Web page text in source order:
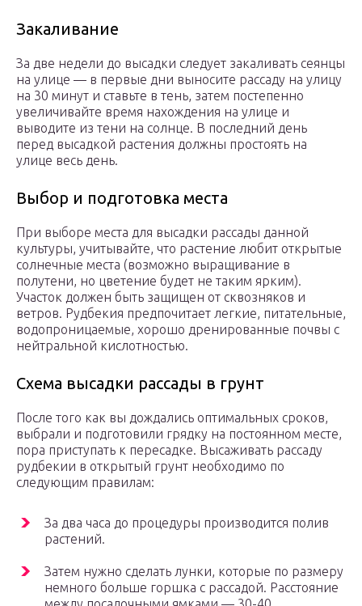
Закаливание
За две недели до высадки следует закаливать сеянцы
на улице — в первые дни выносите рассаду на улицу
на 30 минут и ставьте в тень, затем постепенно
увеличивайте время нахождения на улице и
выводите из тени на солнце. В последний день
перед высадкой растения должны простоять на
улице весь день.
Выбор и подготовка места
При выборе места для высадки рассады данной
культуры, учитывайте, что растение любит открытые
солнечные места (возможно выращивание в
полутени, но цветение будет не таким ярким).
Участок должен быть защищен от сквозняков и
ветров. Рудбекия предпочитает легкие, питательные,
водопроницаемые, хорошо дренированные почвы с
нейтральной кислотностью.
Схема высадки рассады в грунт
После того как вы дождались оптимальных сроков,
выбрали и подготовили грядку на постоянном месте,
пора приступать к пересадке. Высаживать рассаду
рудбекии в открытый грунт необходимо по
следующим правилам:
За два часа до процедуры производится полив
растений.
Затем нужно сделать лунки, которые по размеру
немного больше горшка с рассадой. Расстояние